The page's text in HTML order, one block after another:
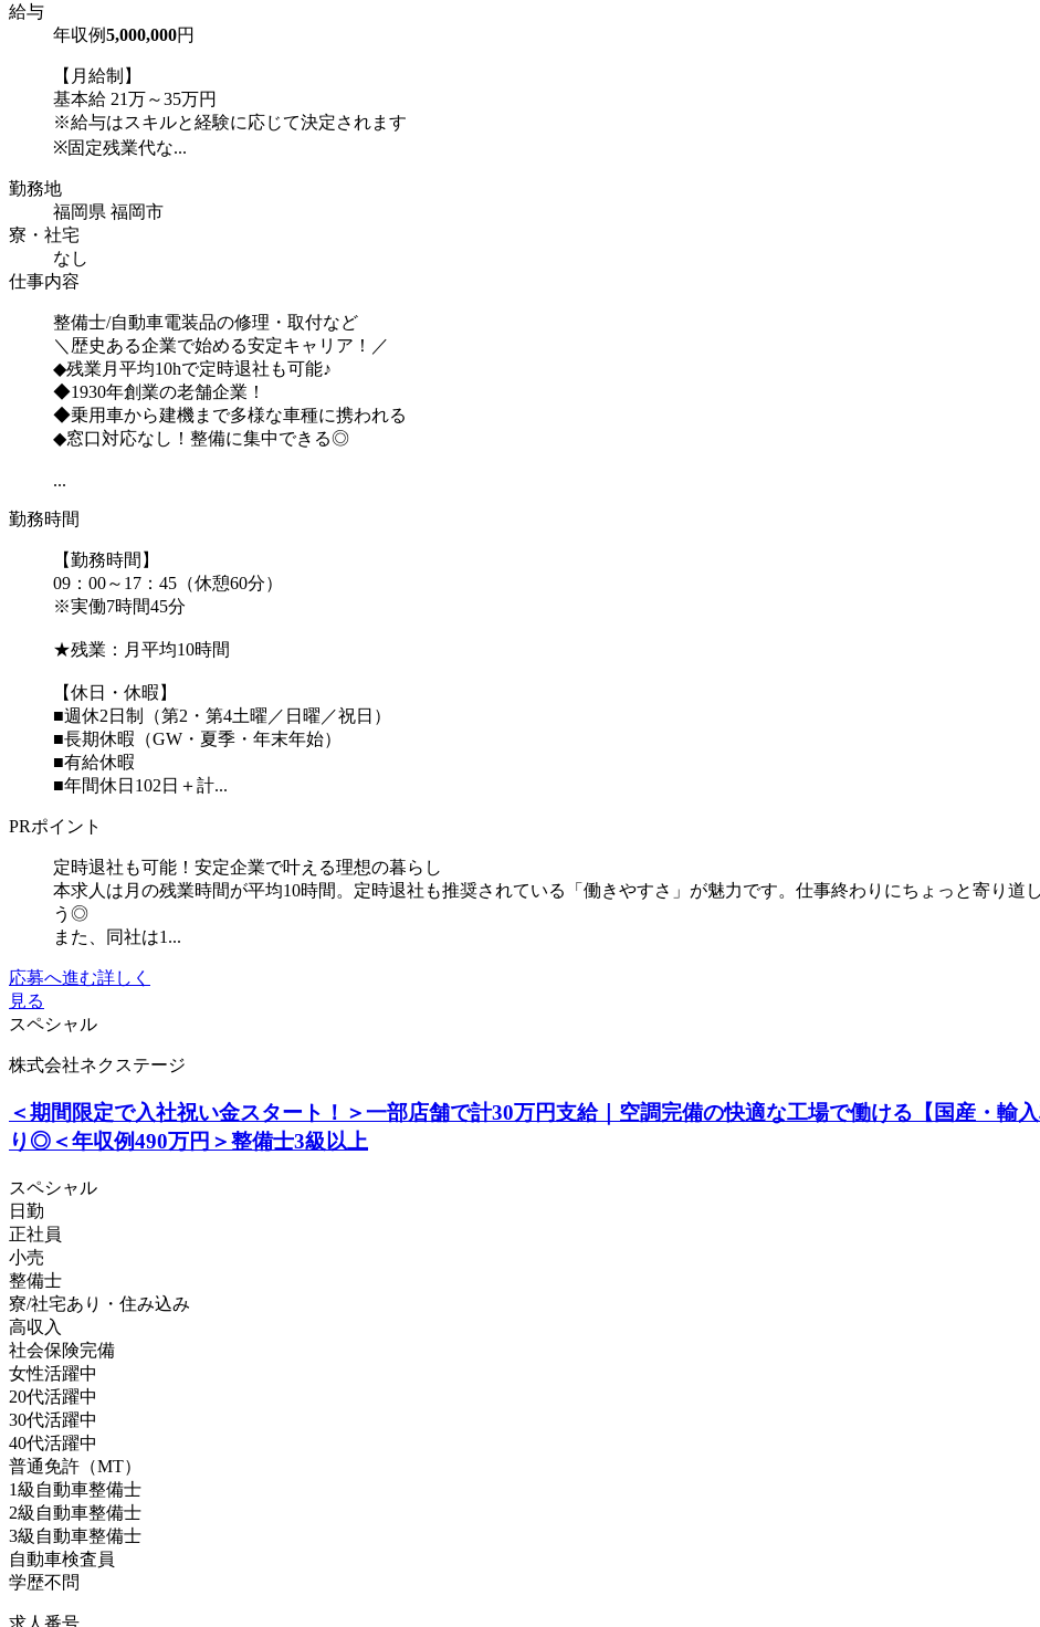
給与
年収例5,000,000円
【月給制】
基本給 21万～35万円
※給与はスキルと経験に応じて決定されます
※固定残業代な...
勤務地
福岡県 福岡市
寮・社宅
なし
仕事内容
整備士/自動車電装品の修理・取付など
＼歴史ある企業で始める安定キャリア！／
◆残業月平均10hで定時退社も可能♪
◆1930年創業の老舗企業！
◆乗用車から建機まで多様な車種に携われる
◆窓口対応なし！整備に集中できる◎
...
勤務時間
【勤務時間】
09：00～17：45（休憩60分）
※実働7時間45分
★残業：月平均10時間
【休日・休暇】
■週休2日制（第2・第4土曜／日曜／祝日）
■長期休暇（GW・夏季・年末年始）
■有給休暇
■年間休日102日＋計...
PRポイント
定時退社も可能！安定企業で叶える理想の暮らし
本求人は月の残業時間が平均10時間。定時退社も推奨されている「働きやすさ」が魅力です。仕事終わりにちょっと寄り道
う◎
また、同社は1...
応募へ進む詳しく
見る
スペシャル
株式会社ネクステージ
＜期間限定で入社祝い金スタート！＞一部店舗で計30万円支給｜空調完備の快適な工場で働ける【国産・輸
り◎＜年収例490万円＞整備士3級以上
スペシャル
日勤
正社員
小売
整備士
寮/社宅あり・住み込み
高収入
社会保険完備
女性活躍中
20代活躍中
30代活躍中
40代活躍中
普通免許（MT）
1級自動車整備士
2級自動車整備士
3級自動車整備士
自動車検査員
学歴不問
求人番号